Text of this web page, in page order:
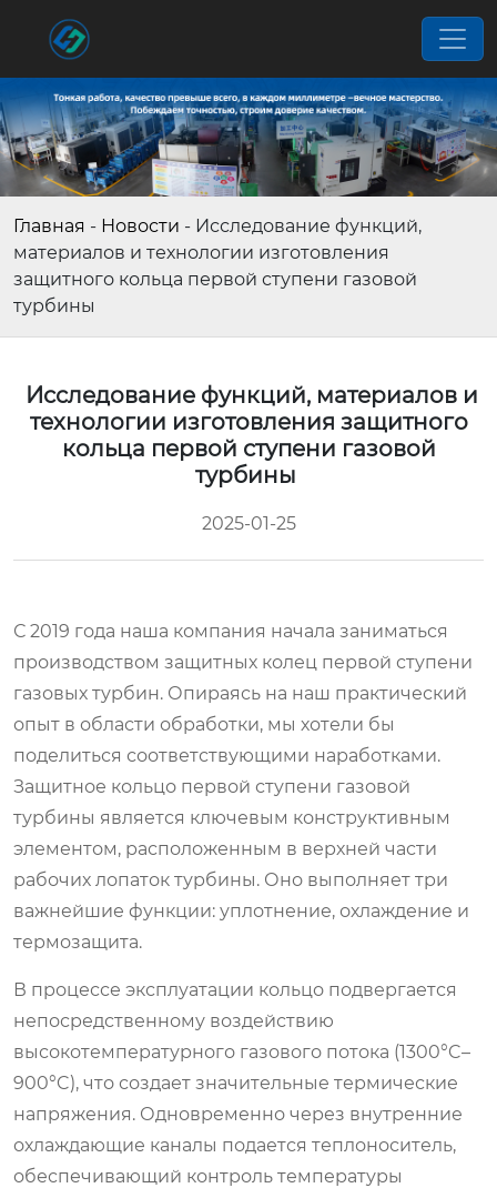
Главная - Новости - Исследование функций,
материалов и технологии изготовления
защитного кольца первой ступени газовой
турбины
Исследование функций, материалов и
технологии изготовления защитного
кольца первой ступени газовой
турбины
2025-01-25
С 2019 года наша компания начала заниматься
производством защитных колец первой ступени
газовых турбин. Опираясь на наш практический
опыт в области обработки, мы хотели бы
поделиться соответствующими наработками.
Защитное кольцо первой ступени газовой
турбины является ключевым конструктивным
элементом, расположенным в верхней части
рабочих лопаток турбины. Оно выполняет три
важнейшие функции: уплотнение, охлаждение и
термозащита.
В процессе эксплуатации кольцо подвергается
непосредственному воздействию
высокотемпературного газового потока (1300°C–
900°C), что создает значительные термические
напряжения. Одновременно через внутренние
охлаждающие каналы подается теплоноситель,
обеспечивающий контроль температуры